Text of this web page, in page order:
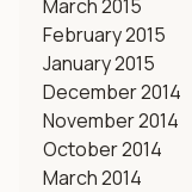
March 2015
February 2015
January 2015
December 2014
November 2014
October 2014
March 2014